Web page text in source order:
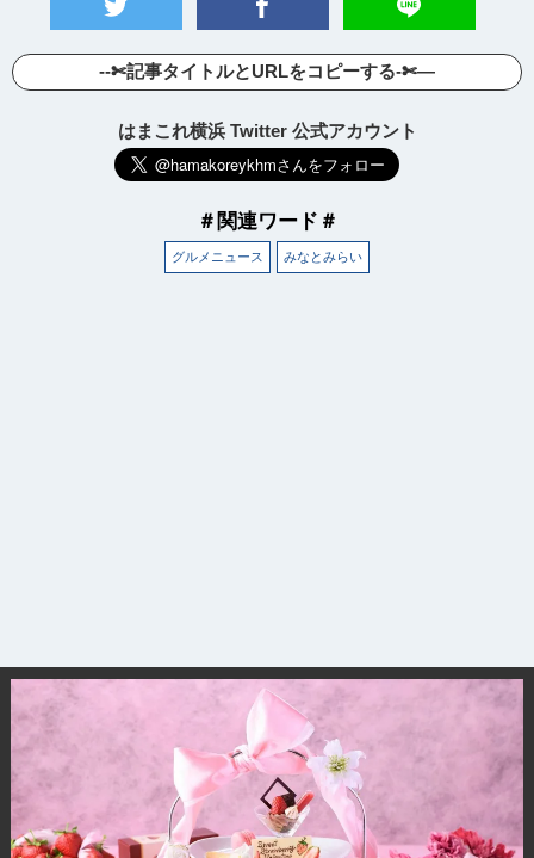
--✄記事タイトルとURLをコピーする-✄—
はまこれ横浜 Twitter 公式アカウント
＃関連ワード＃
グルメニュース みなとみらい